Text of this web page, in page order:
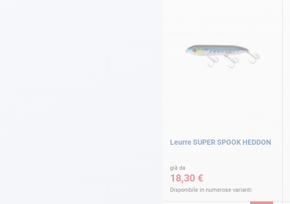
Leurre SUPER SPOOK HEDDON
già da
18,30 €
Disponibile in numerose varianti